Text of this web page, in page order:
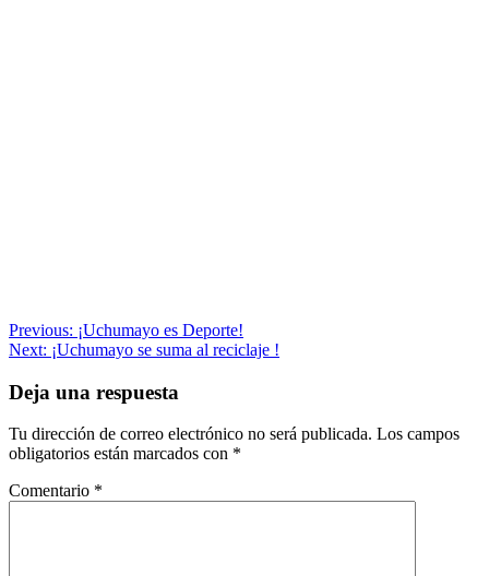
Navegación
de
entradas
Previous: ¡Uchumayo es Deporte!
Next: ¡Uchumayo se suma al reciclaje !
Deja una respuesta
Tu dirección de correo electrónico no será publicada. Los campos
obligatorios están marcados con *
Comentario *